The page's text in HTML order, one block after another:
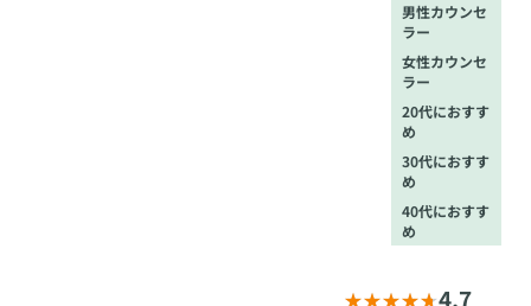
男性カウンセ
ラー
女性カウンセ
ラー
20代におすす
め
30代におすす
め
40代におすす
め
4.7